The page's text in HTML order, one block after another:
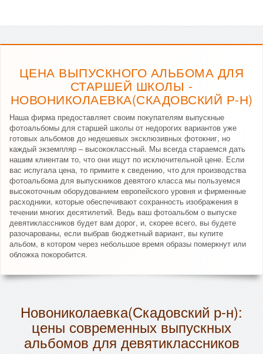
ЦЕНА ВЫПУСКНОГО АЛЬБОМА ДЛЯ
СТАРШЕЙ ШКОЛЫ -
НОВОНИКОЛАЕВКА(СКАДОВСКИЙ Р-Н)
Наша фирма предоставляет своим покупателям выпускные
фотоальбомы для старшей школы от недорогих вариантов уже
готовых альбомов до недешевых эксклюзивных фотокниг, но
каждый экземпляр – высококлассный. Мы всегда стараемся дать
нашим клиентам то, что они ищут по исключительной цене. Если
вас испугала цена, то примите к сведению, что для производства
фотоальбома для выпускников девятого класса мы пользуемся
высокоточным оборудованием европейского уровня и фирменные
расходники, которые обеспечивают сохранность изображения в
течении многих десятилетий. Ведь ваш фотоальбом о выпуске
девятиклассников будет вам дорог, и, скорее всего, вы будете
разочарованы, если выбрав бюджетный вариант, вы купите
альбом, в котором через небольшое время образы померкнут или
обложка покоробится.
Новониколаевка(Скадовский р-н):
цены современных выпускных
альбомов для девятиклассников